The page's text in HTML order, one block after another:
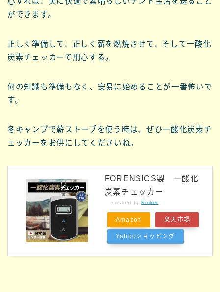
ができます。
正しく準備して、正しく薪を燃焼させて、そして一酸化
炭素チェッカーで用心する。
何の知識も準備もなく、安易に始めることが一番怖いで
す。
冬キャンプで薪ストーブを使う時は、ぜひ一酸化炭素チ
ェッカーをお供にしてくださいね。
FORENSICS製 一酸化
炭素チェッカー
created by Rinker
Amazon 楽天市場
Yahooショッピング